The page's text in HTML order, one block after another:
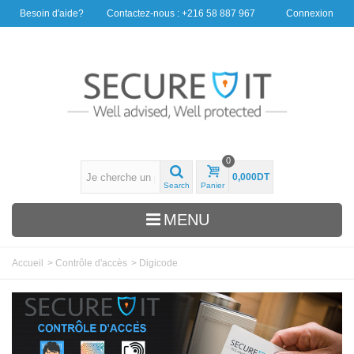
Besoin d'aide? Contactez-nous : +216 58 887 967 Connexion
Search Panier
0
0,000DT
MENU
Accueil > Contrôle d'accès > Digicode